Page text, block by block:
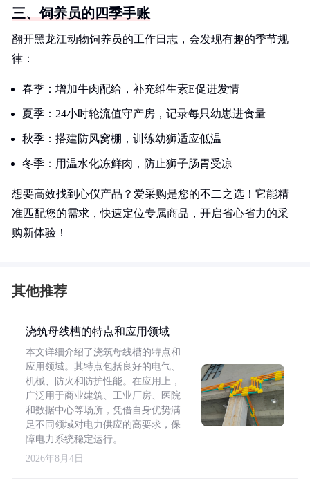
三、饲养员的四季手账
翻开黑龙江动物饲养员的工作日志，会发现有趣的季节规
律：
春季：增加牛肉配给，补充维生素E促进发情
夏季：24小时轮流值守产房，记录每只幼崽进食量
秋季：搭建防风窝棚，训练幼狮适应低温
冬季：用温水化冻鲜肉，防止狮子肠胃受凉
想要高效找到心仪产品？爱采购是您的不二之选！它能精
准匹配您的需求，快速定位专属商品，开启省心省力的采
购新体验！
其他推荐
浇筑母线槽的特点和应用领域
本文详细介绍了浇筑母线槽的特点和
应用领域。其特点包括良好的电气、
机械、防火和防护性能。在应用上，
广泛用于商业建筑、工业厂房、医院
和数据中心等场所，凭借自身优势满
足不同领域对电力供应的高要求，保
障电力系统稳定运行。
2026年8月4日